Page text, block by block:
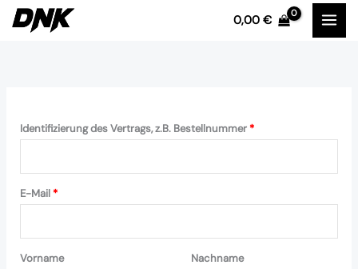
Zum
Inhalt
0,00 €
Identifizierung des Vertrags, z.B. Bestellnummer*
E-Mail*
EVorname Nachname